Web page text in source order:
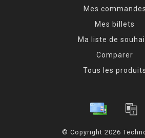
Mes commandes
Mes billets
Ma liste de
Comparer
Tous les produits
© Copyright 2026